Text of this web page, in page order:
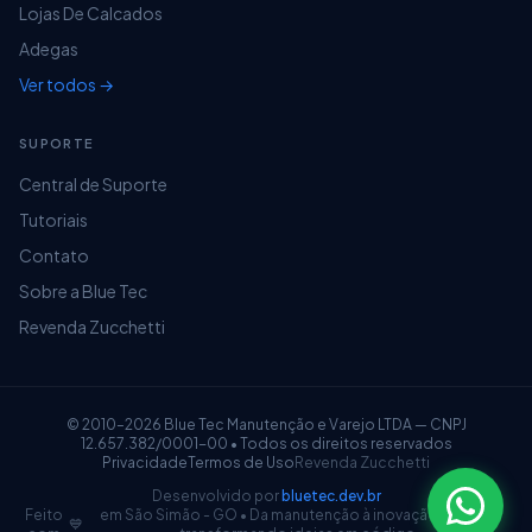
Será impresso o relatório do kit:
Importando Kit para Nota de Venda
Há possibilidade de importar o Kit para uma
Lojas De Calcados
Adegas
Ver todos →
SUPORTE
Central de Suporte
Tutoriais
Contato
Sobre a Blue Tec
Revenda Zucchetti
© 2010–2026 Blue Tec Manutenção e Varejo LTDA — CNPJ
12.657.382/0001-00 • Todos os direitos reservados
PrivacidadeTermos de Uso Revenda Zucchetti
Desenvolvido por bluetec.dev.br
Feito 💙
em São Simão - GO • Da manutenção à inovação: 16 anos